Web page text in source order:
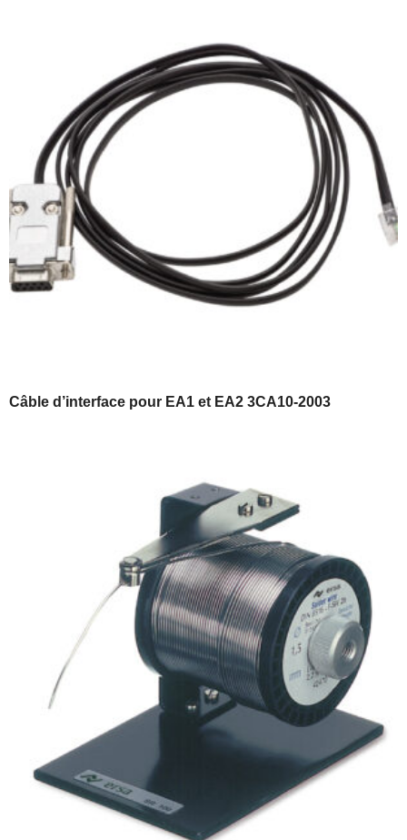
Câble d’interface pour EA1 et EA2 3CA10-2003